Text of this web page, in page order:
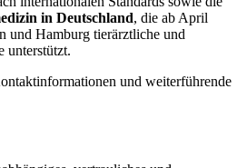
in Deutschland, die ab April
und Hamburg tierärztliche und
unterstützt.
und weiterführende